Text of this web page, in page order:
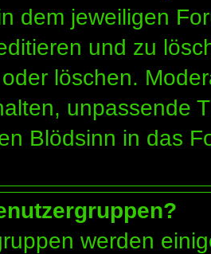
dem jeweiligen
und zu
löschen.
unpassende
Blödsinn in das
werden